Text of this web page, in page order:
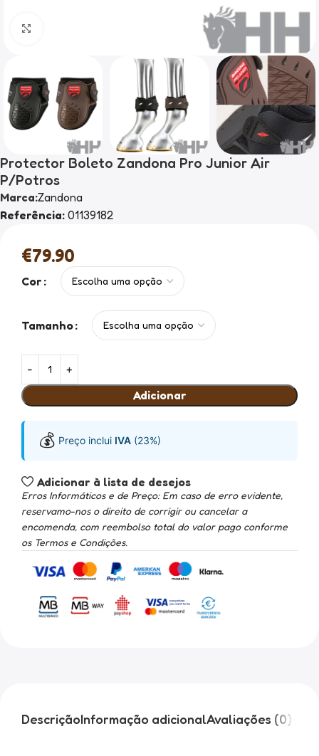
Protector Boleto Zandona Pro Junior Air
P/Potros
Marca:Zandona
Referência: 01139182
€79.90
Cor
Tamanho
Adicionar
💰 Preço inclui IVA (23%)
Adicionar à lista de desejos
Erros Informáticos e de Preço: Em caso de erro evidente,
reservamo-nos o direito de corrigir ou cancelar a
encomenda, com reembolso total do valor pago conforme
os Termos e Condições.
DescriçãoInformação adicionalAvaliações (0)